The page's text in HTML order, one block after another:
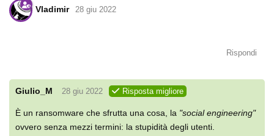
Vladimir 28 giu 2022
Rispondi
Giulio_M 28 giu 2022 Risposta migliore
È un ransomware che sfrutta una cosa, la "social engineering"
ovvero senza mezzi termini: la stupidità degli utenti.